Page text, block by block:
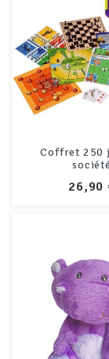
Coffret 250
société
PRIX
26,90